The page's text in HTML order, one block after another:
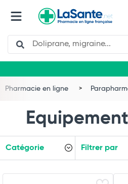
Search
Pharmacie en ligne
Catégorie Filtrer par